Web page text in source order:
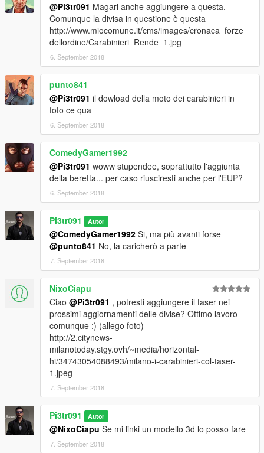
@Pi3tr091 Magari anche aggiungere a questa.
Comunque la divisa in questione è questa
http://www.miocomune.it/cms/images/cronaca_forze_
dellordine/Carabinieri_Rende_1.jpg
6. September 2018
punto841
@Pi3tr091 il dowload della moto dei carabinieri in
foto ce qua
6. September 2018
ComedyGamer1992
@Pi3tr091 woww stupendee, soprattutto l'aggiunta
della beretta... per caso riusciresti anche per l'EUP?
6. September 2018
Pi3tr091 Autor
@ComedyGamer1992 Si, ma più avanti forse
@punto841 No, la caricherò a parte
7. September 2018
NixoCiapu
Ciao @Pi3tr091 , potresti aggiungere il taser nei
prossimi aggiornamenti delle divise? Ottimo lavoro
comunque :) (allego foto)
http://2.citynews-
milanotoday.stgy.ovh/~media/horizontal-
hi/34743054088493/milano-i-carabinieri-col-taser-
1.jpeg
7. September 2018
Pi3tr091 Autor
@NixoCiapu Se mi linki un modello 3d lo posso fare
7. September 2018